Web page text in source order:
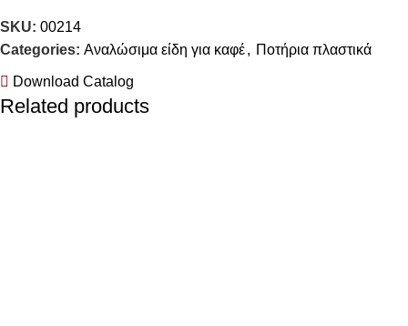
SKU: 00214
Categories: Αναλώσιμα είδη για καφέ, Ποτήρια πλαστικά
Download Catalog
Related products